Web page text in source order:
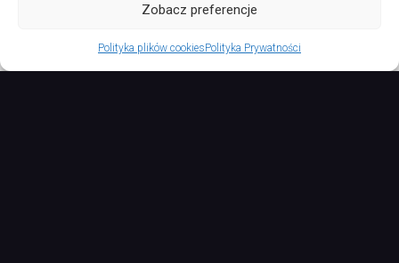
Zobacz preferencje
Polityka plików cookiesPolityka Prywatności